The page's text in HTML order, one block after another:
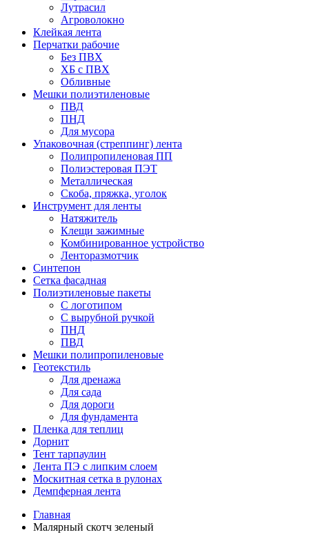
Лутрасил
Агроволокно
Клейкая лента
Перчатки рабочие
Без ПВХ
ХБ с ПВХ
Обливные
Мешки полиэтиленовые
ПВД
ПНД
Для мусора
Упаковочная (стреппинг) лента
Полипропиленовая ПП
Полиэстеровая ПЭТ
Металлическая
Скоба, пряжка, уголок
Инструмент для ленты
Натяжитель
Клещи зажимные
Комбинированное устройство
Ленторазмотчик
Синтепон
Сетка фасадная
Полиэтиленовые пакеты
С логотипом
С вырубной ручкой
ПНД
ПВД
Мешки полипропиленовые
Геотекстиль
Для дренажа
Для сада
Для дороги
Для фундамента
Пленка для теплиц
Дорнит
Тент тарпаулин
Лента ПЭ с липким слоем
Москитная сетка в рулонах
Демпферная лента
Главная
Малярный скотч зеленый